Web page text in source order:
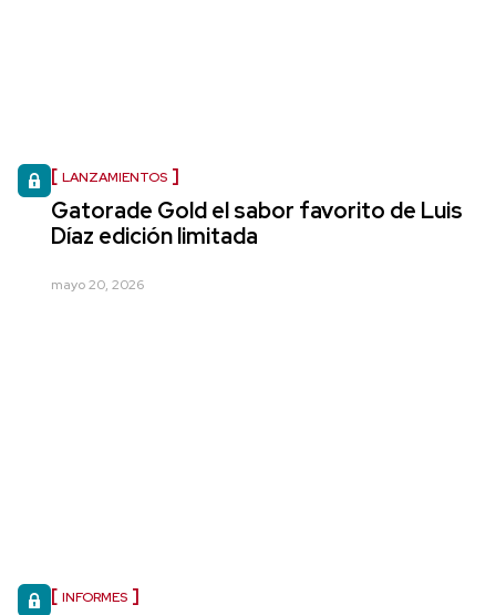
LANZAMIENTOS
Gatorade Gold el sabor favorito de Luis
Díaz edición limitada
mayo 20, 2026
INFORMES